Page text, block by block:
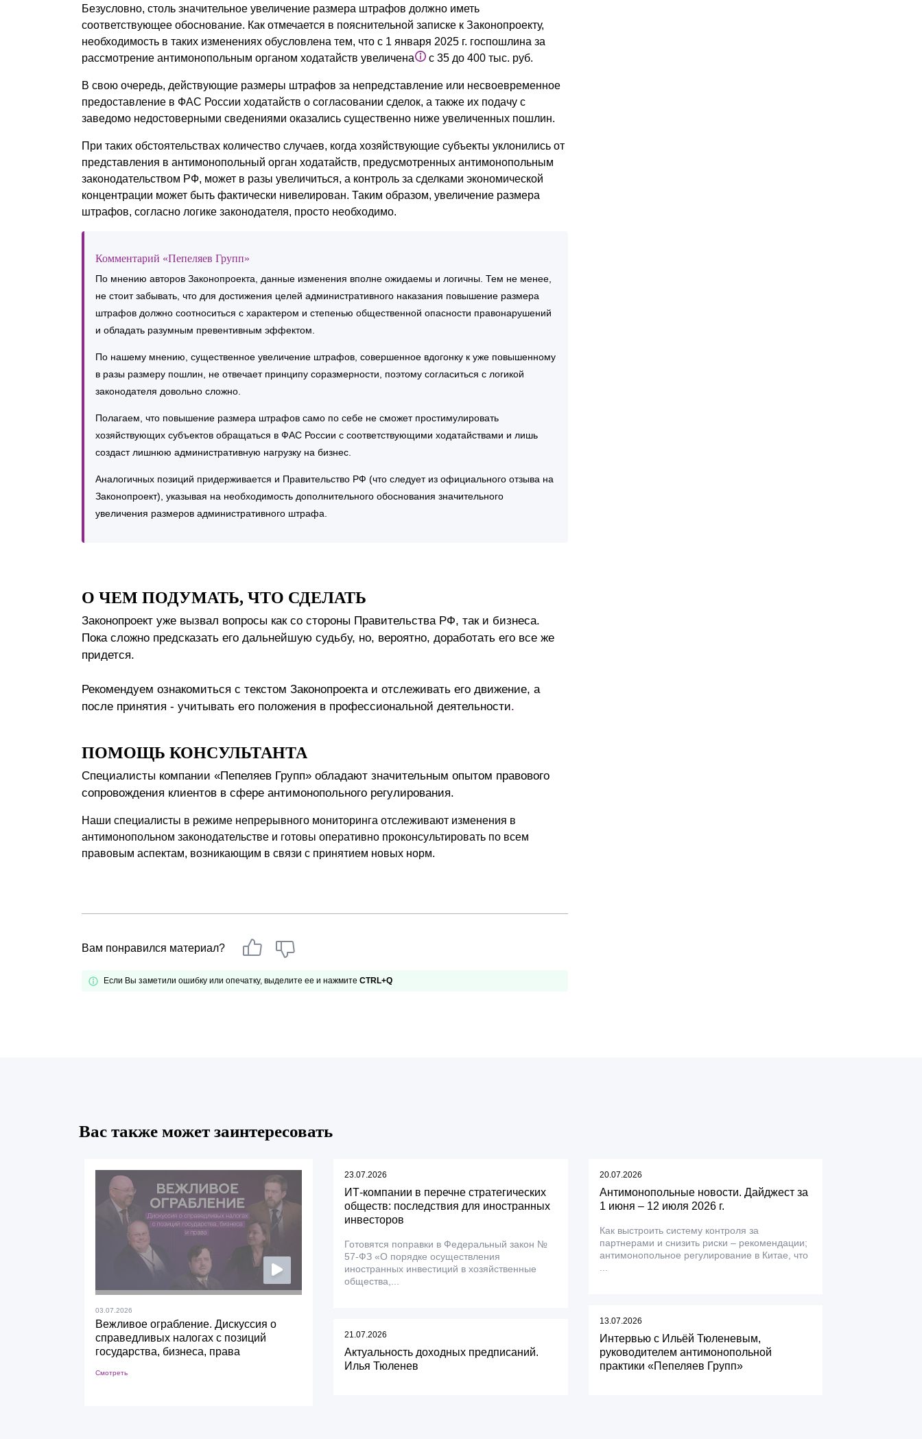
Безусловно, столь значительное увеличение размера штрафов должно иметь
соответствующее обоснование. Как отмечается в пояснительной записке к Законопроекту,
необходимость в таких изменениях обусловлена тем, что с 1 января 2025 г. госпошлина за
рассмотрение антимонопольным органом ходатайств увеличена
с 35 до 400 тыс. руб.
В свою очередь, действующие размеры штрафов за непредставление или несвоевременное
предоставление в ФАС России ходатайств о согласовании сделок, а также их подачу с
заведомо недостоверными сведениями оказались существенно ниже увеличенных пошлин.
При таких обстоятельствах количество случаев, когда хозяйствующие субъекты уклонились от
представления в антимонопольный орган ходатайств, предусмотренных антимонопольным
законодательством РФ, может в разы увеличиться, а контроль за сделками экономической
концентрации может быть фактически нивелирован. Таким образом, увеличение размера
штрафов, согласно логике законодателя, просто необходимо.
Комментарий «Пепеляев Групп»
По мнению авторов Законопроекта, данные изменения вполне ожидаемы и логичны. Тем не менее,
не стоит забывать, что для достижения целей административного наказания повышение размера
штрафов должно соотноситься с характером и степенью общественной опасности правонарушений
и обладать разумным превентивным эффектом.
По нашему мнению, существенное увеличение штрафов, совершенное вдогонку к уже повышенному
в разы размеру пошлин, не отвечает принципу соразмерности, поэтому согласиться с логикой
законодателя довольно сложно.
Полагаем, что повышение размера штрафов само по себе не сможет простимулировать
хозяйствующих субъектов обращаться в ФАС России с соответствующими ходатайствами и лишь
создаст лишнюю административную нагрузку на бизнес.
Аналогичных позиций придерживается и Правительство РФ (что следует из официального отзыва на
Законопроект), указывая на необходимость дополнительного обоснования значительного
увеличения размеров административного штрафа.
О ЧЕМ ПОДУМАТЬ, ЧТО СДЕЛАТЬ
Законопроект уже вызвал вопросы как со стороны Правительства РФ, так и бизнеса.
Пока сложно предсказать его дальнейшую судьбу, но, вероятно, доработать его все же
придется.
Рекомендуем ознакомиться с текстом Законопроекта и отслеживать его движение, а
после принятия - учитывать его положения в профессиональной деятельности.
ПОМОЩЬ КОНСУЛЬТАНТА
Специалисты компании «Пепеляев Групп» обладают значительным опытом правового
сопровождения клиентов в сфере антимонопольного регулирования.
Наши специалисты в режиме непрерывного мониторинга отслеживают изменения в
антимонопольном законодательстве и готовы оперативно проконсультировать по всем
правовым аспектам, возникающим в связи с принятием новых норм.
Вам понравился материал?
Если Вы заметили ошибку или опечатку, выделите ее и нажмите CTRL+Q
Вас также может заинтересовать
03.07.2026
Вежливое ограбление. Дискуссия о
справедливых налогах с позиций
государства, бизнеса, права
Смотреть
23.07.2026
ИТ-компании в перечне стратегических
обществ: последствия для иностранных
инвесторов
Готовятся поправки в Федеральный закон №
57-ФЗ «О порядке осуществления
иностранных инвестиций в хозяйственные
общества,...
21.07.2026
Актуальность доходных предписаний.
Илья Тюленев
20.07.2026
Антимонопольные новости. Дайджест за
1 июня – 12 июля 2026 г.
Как выстроить систему контроля за
партнерами и снизить риски – рекомендации;
антимонопольное регулирование в Китае, что
13.07.2026
Интервью с Ильёй Тюленевым,
руководителем антимонопольной
практики «Пепеляев Групп»